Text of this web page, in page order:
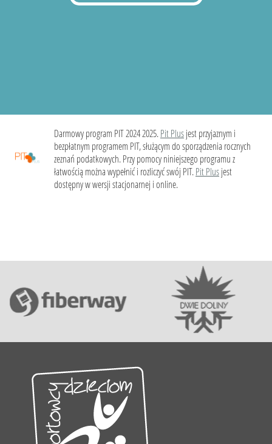
Darmowy program PIT 2024 2025.Pit Plusjest przyjaznym i
bezpłatnym programem PIT, służącym do sporządzenia rocznych
zeznań podatkowych. Przy pomocy niniejszego programu z
łatwością można wypełnić i rozliczyć swój PIT.Pit Plusjest
dostępny w wersji stacjonarnej i online.